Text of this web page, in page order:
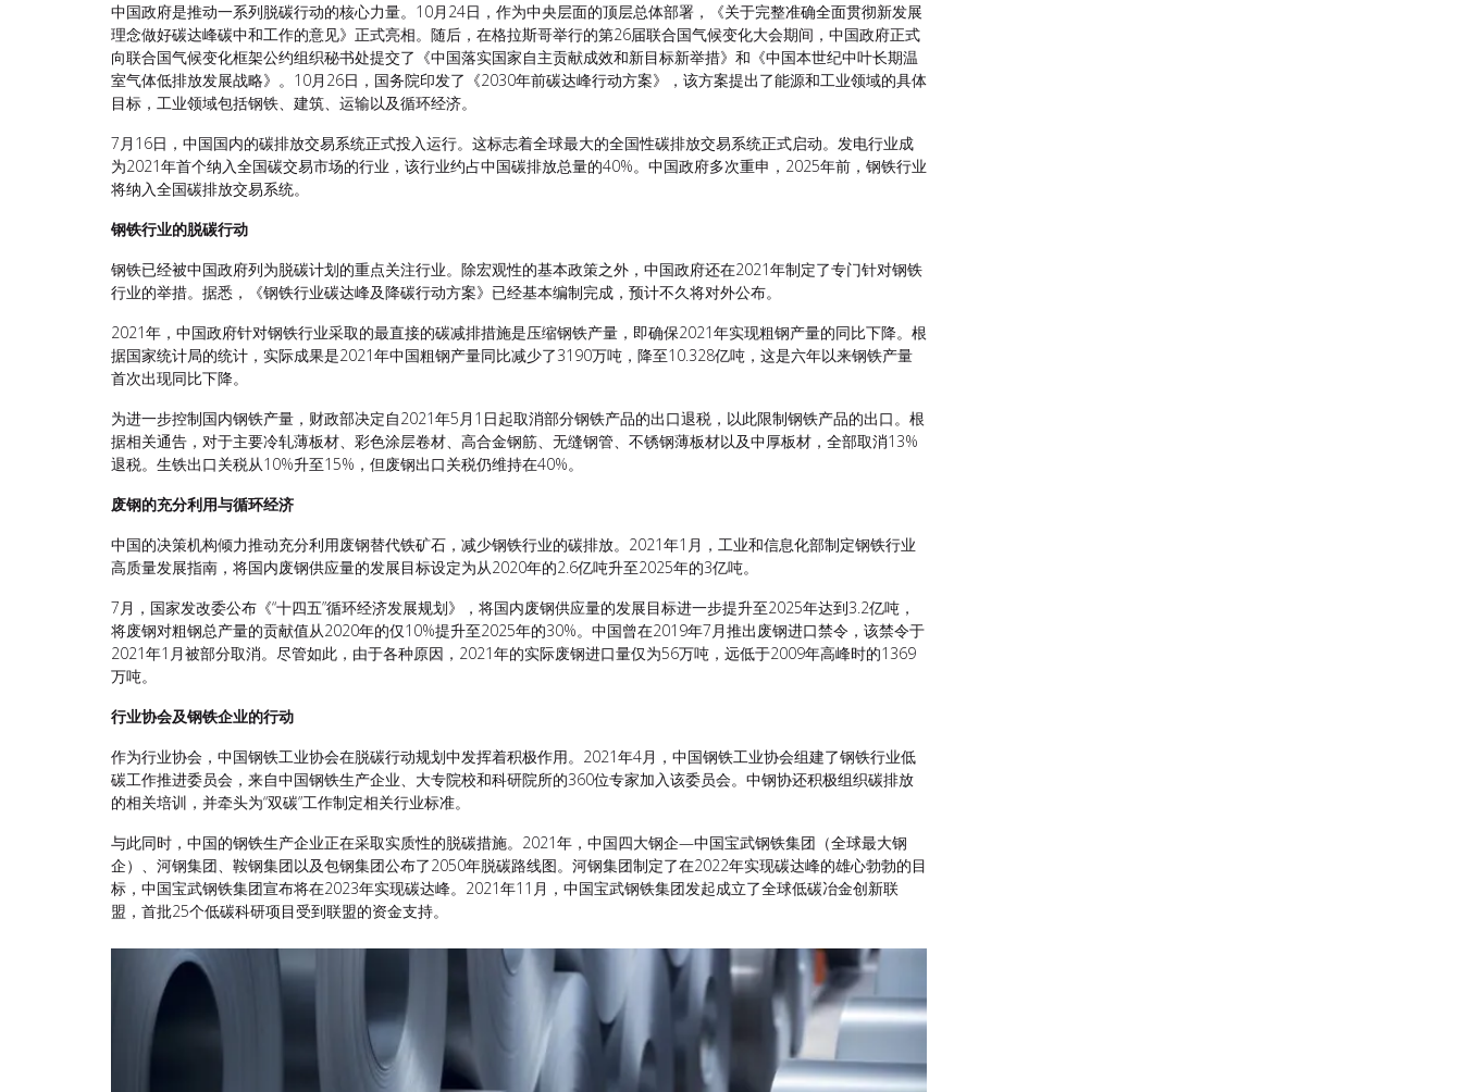
中国政府是推动一系列脱碳行动的核心力量。10月24日，作为中央层面的顶层总体部署，《关于完整准确全面贯彻新发展
理念做好碳达峰碳中和工作的意见》正式亮相。随后，在格拉斯哥举行的第26届联合国气候变化大会期间，中国政府正式
向联合国气候变化框架公约组织秘书处提交了《中国落实国家自主贡献成效和新目标新举措》和《中国本世纪中叶长期温
室气体低排放发展战略》。10月26日，国务院印发了《2030年前碳达峰行动方案》，该方案提出了能源和工业领域的具体
目标，工业领域包括钢铁、建筑、运输以及循环经济。
7月16日，中国国内的碳排放交易系统正式投入运行。这标志着全球最大的全国性碳排放交易系统正式启动。发电行业成
为2021年首个纳入全国碳交易市场的行业，该行业约占中国碳排放总量的40%。中国政府多次重申，2025年前，钢铁行业
将纳入全国碳排放交易系统。
钢铁行业的脱碳行动
钢铁已经被中国政府列为脱碳计划的重点关注行业。除宏观性的基本政策之外，中国政府还在2021年制定了专门针对钢铁
行业的举措。据悉，《钢铁行业碳达峰及降碳行动方案》已经基本编制完成，预计不久将对外公布。
2021年，中国政府针对钢铁行业采取的最直接的碳减排措施是压缩钢铁产量，即确保2021年实现粗钢产量的同比下降。根
据国家统计局的统计，实际成果是2021年中国粗钢产量同比减少了3190万吨，降至10.328亿吨，这是六年以来钢铁产量
首次出现同比下降。
为进一步控制国内钢铁产量，财政部决定自2021年5月1日起取消部分钢铁产品的出口退税，以此限制钢铁产品的出口。根
据相关通告，对于主要冷轧薄板材、彩色涂层卷材、高合金钢筋、无缝钢管、不锈钢薄板材以及中厚板材，全部取消13%
退税。生铁出口关税从10%升至15%，但废钢出口关税仍维持在40%。
废钢的充分利用与循环经济
中国的决策机构倾力推动充分利用废钢替代铁矿石，减少钢铁行业的碳排放。2021年1月，工业和信息化部制定钢铁行业
高质量发展指南，将国内废钢供应量的发展目标设定为从2020年的2.6亿吨升至2025年的3亿吨。
7月，国家发改委公布《“十四五”循环经济发展规划》，将国内废钢供应量的发展目标进一步提升至2025年达到3.2亿吨，
将废钢对粗钢总产量的贡献值从2020年的仅10%提升至2025年的30%。中国曾在2019年7月推出废钢进口禁令，该禁令于
2021年1月被部分取消。尽管如此，由于各种原因，2021年的实际废钢进口量仅为56万吨，远低于2009年高峰时的1369
万吨。
行业协会及钢铁企业的行动
作为行业协会，中国钢铁工业协会在脱碳行动规划中发挥着积极作用。2021年4月，中国钢铁工业协会组建了钢铁行业低
碳工作推进委员会，来自中国钢铁生产企业、大专院校和科研院所的360位专家加入该委员会。中钢协还积极组织碳排放
的相关培训，并牵头为“双碳”工作制定相关行业标准。
与此同时，中国的钢铁生产企业正在采取实质性的脱碳措施。2021年，中国四大钢企—中国宝武钢铁集团（全球最大钢
企）、河钢集团、鞍钢集团以及包钢集团公布了2050年脱碳路线图。河钢集团制定了在2022年实现碳达峰的雄心勃勃的目
标，中国宝武钢铁集团宣布将在2023年实现碳达峰。2021年11月，中国宝武钢铁集团发起成立了全球低碳冶金创新联
盟，首批25个低碳科研项目受到联盟的资金支持。